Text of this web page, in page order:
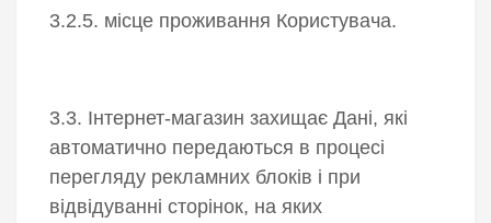
3.2.5. місце проживання Користувача.
3.3. Інтернет-магазин захищає Дані, які
автоматично передаються в процесі
перегляду рекламних блоків і при
відвідуванні сторінок, на яких